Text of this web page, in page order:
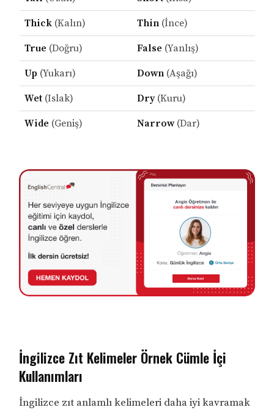
Thick(Kalın) Thin(İnce)
True (Doğru) False (Yanlış)
Up (Yukarı) Down(Aşağı)
Wet(Islak) Dry(Kuru)
Wide (Geniş) Narrow(Dar)
İngilizce Zıt Kelimeler Örnek Cümle İçi
Kullanımları
İngilizce zıt anlamlı kelimeleri daha iyi kavramak